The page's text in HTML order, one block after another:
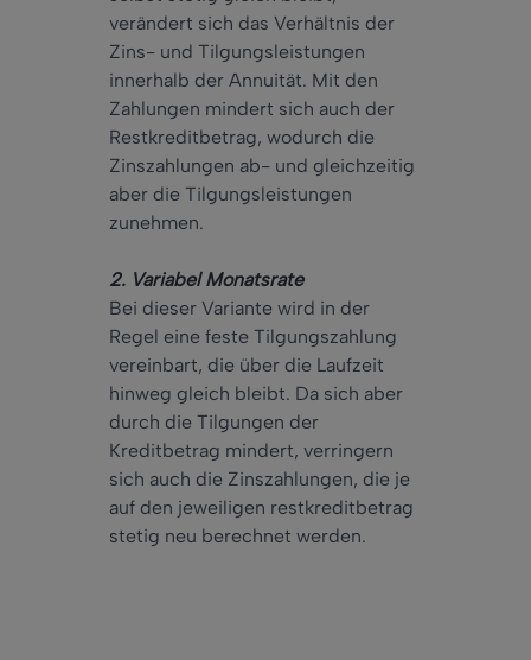
verändert sich das Verhältnis der
Zins- und Tilgungsleistungen
innerhalb der Annuität. Mit den
Zahlungen mindert sich auch der
Restkreditbetrag, wodurch die
Zinszahlungen ab- und gleichzeitig
aber die Tilgungsleistungen
zunehmen.
2. Variabel Monatsrate
Bei dieser Variante wird in der
Regel eine feste Tilgungszahlung
vereinbart, die über die Laufzeit
hinweg gleich bleibt. Da sich aber
durch die Tilgungen der
Kreditbetrag mindert, verringern
sich auch die Zinszahlungen, die je
auf den jeweiligen restkreditbetrag
stetig neu berechnet werden.